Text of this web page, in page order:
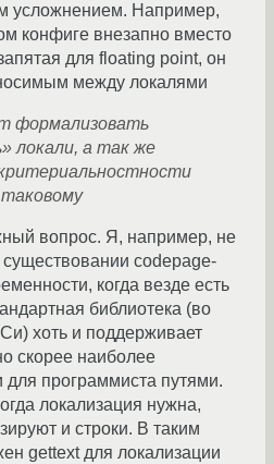
усложнением. Например,
конфиге внезапно вместо
для floating point, он
между локалями
формализовать
локали, а так же
вопрос. Я, например, не
codepage-
когда везде есть
библиотека (во
хоть и поддерживает
скорее наиболее
программиста путями.
локализация нужна,
и строки. В таким
gettext для локализации